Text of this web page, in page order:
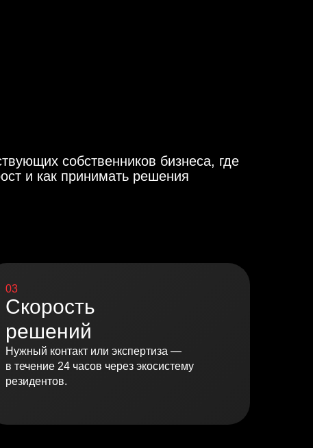
собственников бизнеса, где
и как принимать решения
03
Скорость
решений
Нужный контакт или экспертиза —
в течение 24 часов через экосистему
резидентов.